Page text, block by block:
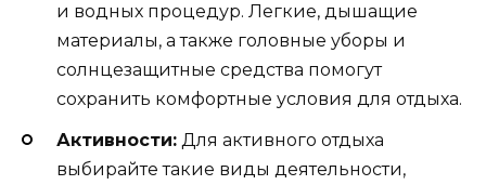
и водных процедур. Легкие, дышащие
материалы, а также головные уборы и
солнцезащитные средства помогут
сохранить комфортные условия для отдыха.
Активности: Для активного отдыха
выбирайте такие виды деятельности,